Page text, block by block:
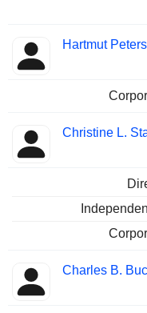
Hartmut Peters
Christine L.
Charles B.